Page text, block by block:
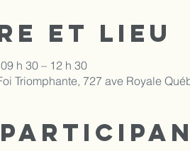
et lieu
h 30 – 12 h 30
Triomphante, 727 ave Royale